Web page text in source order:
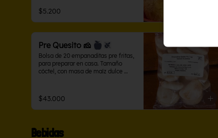
$5.200
Pre Quesito 🧀
Bolsa de 20 empanaditas pre fritas,
para preparar en casa. Tamaño
cóctel, con masa de maíz dulce
$43.000
Bebidas